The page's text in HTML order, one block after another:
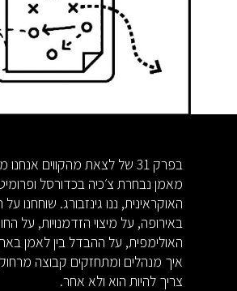
בפרק 31 של לצאת מהקווים
מאמן נבחרת צ׳כיה בכדורסל
האוקראינית, ננו גינזבורג. שוחחנו על
באירופה, על מיצוי הזדמנויות, על
האולימפית, על ההבדל בין לאמן
איך מנהלים ומתחזקים קבוצה
צריך להיות הוא ולא אחר.